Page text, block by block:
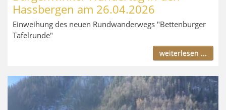
Hassbergen am 26.04.2026
Einweihung des neuen Rundwanderwegs "Bettenburger
Tafelrunde"
weiterlesen ...